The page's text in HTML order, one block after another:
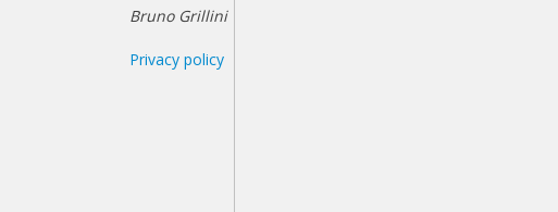
Bruno Grillini
Privacy policy